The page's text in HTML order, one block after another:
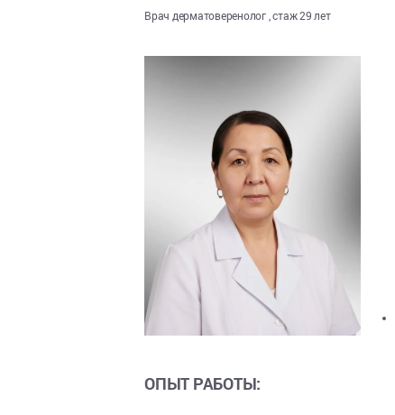
Врач дерматоверенолог , стаж 29 лет
ОПЫТ РАБОТЫ: